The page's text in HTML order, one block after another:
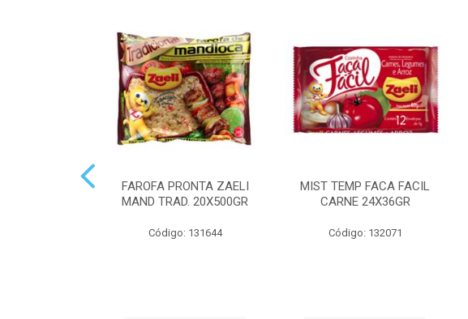
FAROFA PRONTA ZAELI
MAND TRAD. 20X500GR
Código: 131644
MIST TEMP FACA FACIL
CARNE 24X36GR
Código: 132071